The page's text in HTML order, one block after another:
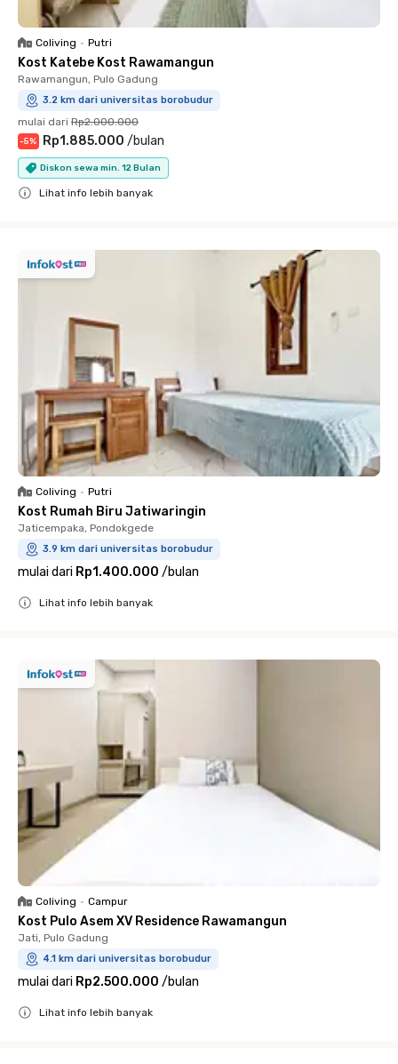
Coliving • Putri
Kost Katebe Kost Rawamangun
Rawamangun, Pulo Gadung
3.2 km dari universitas borobudur
mulai dari Rp2.000.000
-5% Rp1.885.000 /bulan
Diskon sewa min. 12 Bulan
Lihat info lebih banyak
Coliving • Putri
Kost Rumah Biru Jatiwaringin
Jaticempaka, Pondokgede
3.9 km dari universitas borobudur
mulai dari Rp1.400.000 /bulan
Lihat info lebih banyak
Coliving • Campur
Kost Pulo Asem XV Residence Rawamangun
Jati, Pulo Gadung
4.1 km dari universitas borobudur
mulai dari Rp2.500.000 /bulan
Lihat info lebih banyak